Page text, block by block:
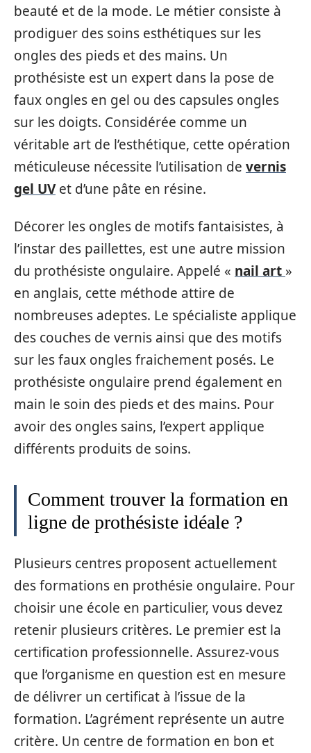
beauté et de la mode. Le métier consiste à
prodiguer des soins esthétiques sur les
ongles des pieds et des mains. Un
prothésiste est un expert dans la pose de
faux ongles en gel ou des capsules ongles
sur les doigts. Considérée comme un
véritable art de l’esthétique, cette opération
méticuleuse nécessite l’utilisation de vernis
gel UVet d’une pâte en résine.
Décorer les ongles de motifs fantaisistes, à
l’instar des paillettes, est une autre mission
du prothésiste ongulaire. Appelé « nail art »
en anglais, cette méthode attire de
nombreuses adeptes. Le spécialiste applique
des couches de vernis ainsi que des motifs
sur les faux ongles fraichement posés. Le
prothésiste ongulaire prend également en
main le soin des pieds et des mains. Pour
avoir des ongles sains, l’expert applique
différents produits de soins.
Comment trouver la formation en
ligne de prothésiste idéale ?
Plusieurs centres proposent actuellement
des formations en prothésie ongulaire. Pour
choisir une école en particulier, vous devez
retenir plusieurs critères. Le premier est la
certification professionnelle. Assurez-vous
que l’organisme en question est en mesure
de délivrer un certificat à l’issue de la
formation. L’agrément représente un autre
critère. Un centre de formation en bon et